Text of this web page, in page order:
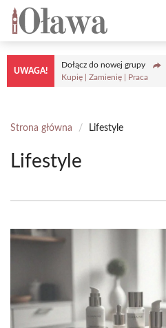
Przejdź
treści
UWAGA!
Dołącz do nowej grupy
Kupię | Zamienię | Praca
Strona główna / Lifestyle
Lifestyle